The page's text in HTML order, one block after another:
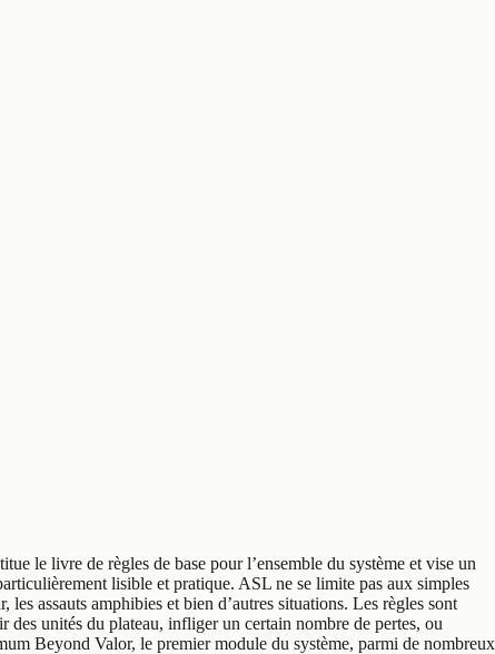
le livre de règles de base pour l’ensemble du système et vise un
lisible et pratique. ASL ne se limite pas aux simples
assauts amphibies et bien d’autres situations. Les règles sont
unités du plateau, infliger un certain nombre de pertes, ou
Beyond Valor, le premier module du système, parmi de nombreux